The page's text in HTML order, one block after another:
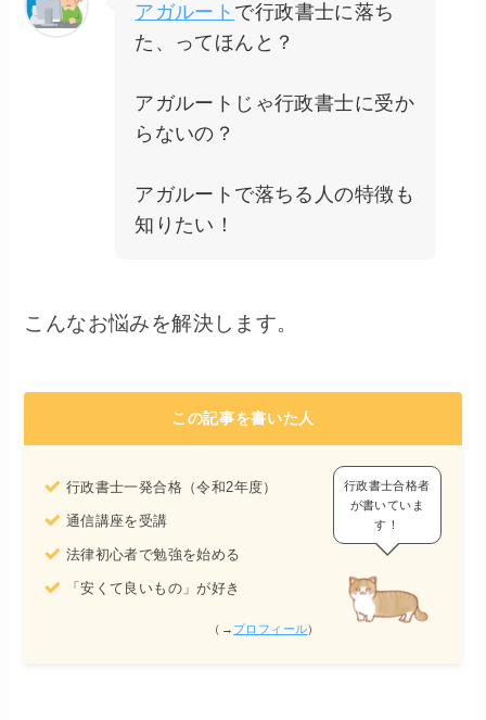
アガルート で行政書士に落ち
た、ってほんと？
アガルートじゃ行政書士に受か
らないの？
アガルートで落ちる人の特徴も
知りたい！
こんなお悩みを解決します。
この記事を書いた人
行政書士一発合格（令和2年度）
通信講座を受講
法律初心者で勉強を始める
「安くて良いもの」が好き
（→ プロフィール）
行政書士合格者
が書いていま
す！